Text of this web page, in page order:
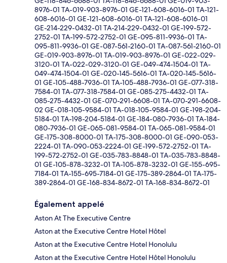
8976-01 TA-019-903-8976-01 GE-121-608-6016-01 TA-121-
608-6016-01 GE-121-608-6016-01 TA-121-608-6016-01
GE-214-229-0432-01 TA-214-229-0432-01 GE-199-572-
2752-01 TA-199-572-2752-01 GE-095-811-9936-01 TA-
095-811-9936-01 GE-087-561-2160-01 TA-087-561-2160-01
GE-019-903-8976-01 TA-019-903-8976-01 GE-022-029-
3120-01 TA-022-029-3120-01 GE-049-474-1504-01 TA-
049-474-1504-01 GE-020-145-5616-01 TA-020-145-5616-
01 GE-105-488-7936-01 TA-105-488-7936-01 GE-077-318-
7584-01 TA-077-318-7584-01 GE-085-275-4432-01 TA-
085-275-4432-01 GE-070-291-6608-01 TA-070-291-6608-
02 GE-018-105-9584-01 TA-018-105-9584-01 GE-198-204-
5184-01 TA-198-204-5184-01 GE-184-080-7936-01 TA-184-
080-7936-01 GE-065-081-9584-01 TA-065-081-9584-01
GE-175-308-8000-01 TA-175-308-8000-01 GE-090-053-
2224-01 TA-090-053-2224-01 GE-199-572-2752-01 TA-
199-572-2752-01 GE-035-783-8848-01 TA-035-783-8848-
01 GE-105-878-3232-01 TA-105-878-3232-01 GE-155-695-
7184-01 TA-155-695-7184-01 GE-175-389-2864-01 TA-175-
389-2864-01 GE-168-834-8672-01 TA-168-834-8672-01
Également appelé
Aston At The Executive Centre
Aston at the Executive Centre Hotel Hôtel
Aston at the Executive Centre Hotel Honolulu
Aston at the Executive Centre Hotel Hôtel Honolulu